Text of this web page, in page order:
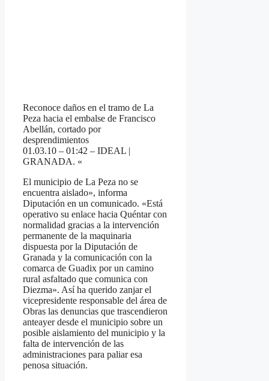
Reconoce daños en el tramo de La
Peza hacia el embalse de Francisco
Abellán, cortado por
desprendimientos
01.03.10 – 01:42 – IDEAL |
GRANADA. «
El municipio de La Peza no se
encuentra aislado», informa
Diputación en un comunicado. «Está
operativo su enlace hacia Quéntar con
normalidad gracias a la intervención
permanente de la maquinaria
dispuesta por la Diputación de
Granada y la comunicación con la
comarca de Guadix por un camino
rural asfaltado que comunica con
Diezma». Así ha querido zanjar el
vicepresidente responsable del área de
Obras las denuncias que trascendieron
anteayer desde el municipio sobre un
posible aislamiento del municipio y la
falta de intervención de las
administraciones para paliar esa
penosa situación.